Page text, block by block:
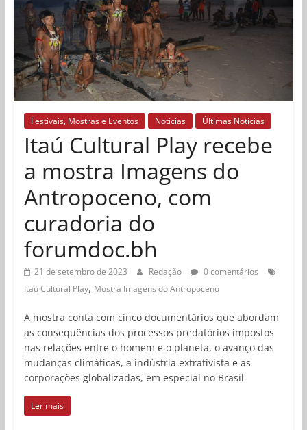
Festivais, Mostras e Eventos Notícias Últimas Notícias
Itaú Cultural Play recebe
a mostra Imagens do
Antropoceno, com
curadoria do
forumdoc.bh
21 de setembro de 2023 Redação
0 comentários
Itaú Cultural Play, Mostra Imagens do Antropoceno
A mostra conta com cinco documentários que abordam
as consequências dos processos predatórios impostos
nas relações entre o homem e o planeta, o avanço das
mudanças climáticas, a indústria extrativista e as
corporações globalizadas, em especial no Brasil
Ler mais